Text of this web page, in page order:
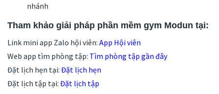
nhánh
Tham khảo giải pháp phần mềm gym Modun tại:
Link mini app Zalo hội viên: App Hội viên
Web app tìm phòng tập: Tìm phòng tập gần đây
Đặt lịch hẹn tại: Đặt lịch hẹn
Đặt lịch tập tại: Đặt lịch tập